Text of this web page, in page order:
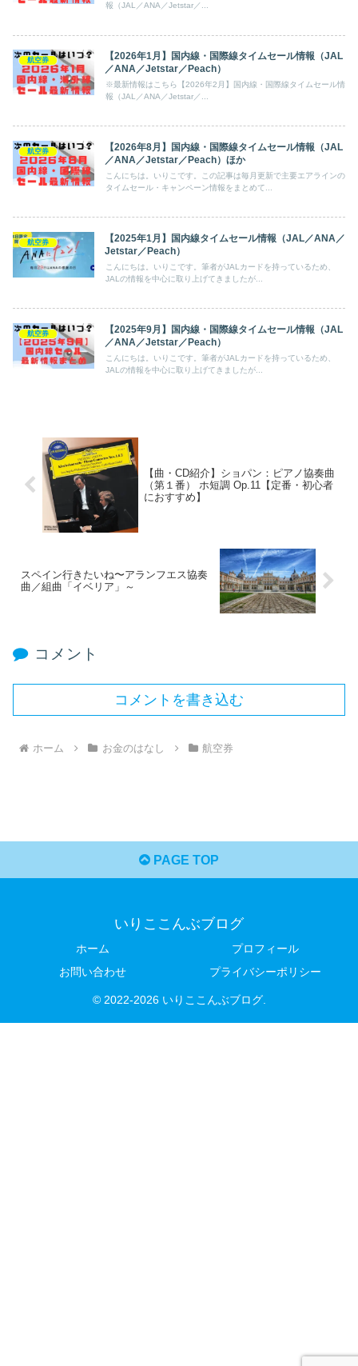
報（JAL／ANA／Jetstar／...
航空券
【2026年1月】国内線・国際線タイムセール情報（JAL
／ANA／Jetstar／Peach）
※最新情報はこちら【2026年2月】国内線・国際線タイムセール情
報（JAL／ANA／Jetstar／...
航空券
【2026年8月】国内線・国際線タイムセール情報（JAL
／ANA／Jetstar／Peach）ほか
こんにちは。いりこです。この記事は毎月更新で主要エアラインの
タイムセール・キャンペーン情報をまとめて...
航空券
【2025年1月】国内線タイムセール情報（JAL／ANA／
Jetstar／Peach）
こんにちは。いりこです。筆者がJALカードを持っているため、
JALの情報を中心に取り上げてきましたが...
航空券
【2025年9月】国内線・国際線タイムセール情報（JAL
／ANA／Jetstar／Peach）
こんにちは。いりこです。筆者がJALカードを持っているため、
JALの情報を中心に取り上げてきましたが...
【曲・CD紹介】ショパン：ピアノ協奏曲
（第１番） ホ短調 Op.11【定番・初心者
におすすめ】
スペイン行きたいね〜アランフエス協奏
曲／組曲「イベリア」～
コメント
コメントを書き込む
ホーム お金のはなし 航空券
PAGE TOP
いりここんぶブログ
ホーム
プロフィール
お問い合わせ
プライバシーポリシー
© 2022-2026 いりここんぶブログ.